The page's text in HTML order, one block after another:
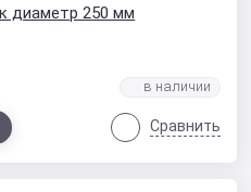
диаметр 250 мм
Сравнить